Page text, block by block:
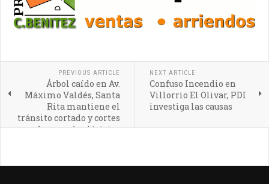
PREVIOUS ARTICLE
Árbol caído en Av.
Máximo Valdés, Santa
Rita mantiene el
tránsito cortado y cortes
de energía eléctrica
NEXT ARTICLE
Confuso Incendio en
Villorrio El Olivar, PDI
investiga las causas